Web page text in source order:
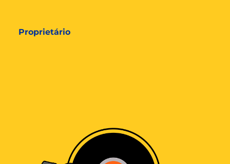
Proprietário